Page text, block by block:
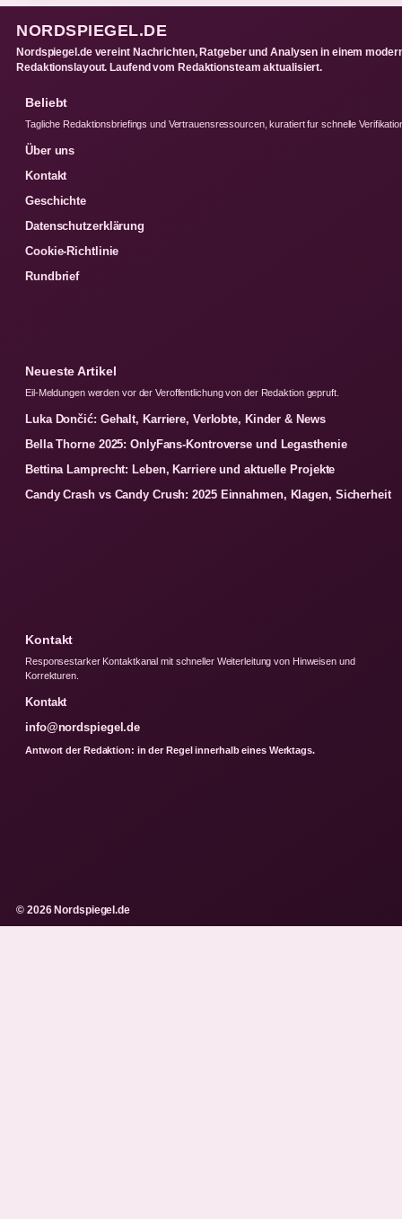
NORDSPIEGEL.DE
Nordspiegel.de vereint Nachrichten, Ratgeber und Analysen in einem
Redaktionslayout. Laufend vom Redaktionsteam aktualisiert.
Beliebt
Tagliche Redaktionsbriefings und Vertrauensressourcen, kuratiert fur schnelle
Über uns
Kontakt
Geschichte
Datenschutzerklärung
Cookie-Richtlinie
Rundbrief
Neueste Artikel
Eil-Meldungen werden vor der Veroffentlichung von der Redaktion gepruft.
Luka Dončić: Gehalt, Karriere, Verlobte, Kinder & News
Bella Thorne 2025: OnlyFans-Kontroverse und Legasthenie
Bettina Lamprecht: Leben, Karriere und aktuelle Projekte
Candy Crash vs Candy Crush: 2025 Einnahmen, Klagen, Sicherheit
Kontakt
Responsestarker Kontaktkanal mit schneller Weiterleitung von Hinweisen und
Korrekturen.
Kontakt
info@nordspiegel.de
Antwort der Redaktion: in der Regel innerhalb eines Werktags.
© 2026 Nordspiegel.de